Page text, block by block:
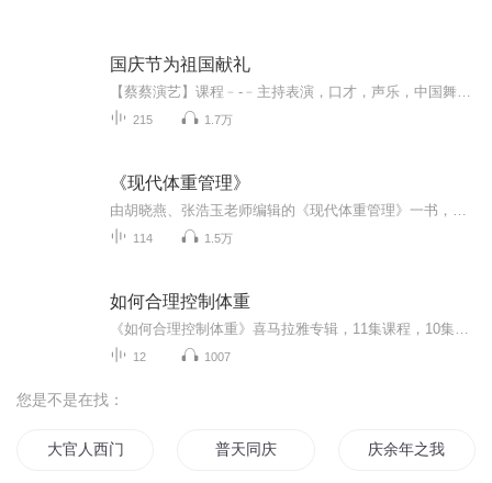
国庆节为祖国献礼
215 1.7万
《现代体重管理》
114 1.5万
如何合理控制体重
12 1007
您是不是在找：
大官人西门庆 普天同庆 庆余年之我叫王